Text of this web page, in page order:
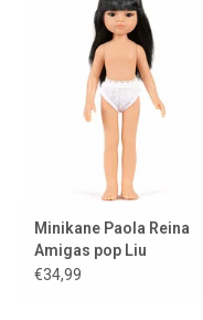
Minikane Paola Reina
Amigas pop Liu
€34,99